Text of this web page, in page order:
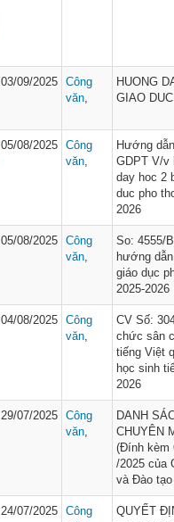
03/09/2025 Công
văn
HUONG
GIAO DUC
05/08/2025 Công
văn
Hướng
GDPT V/v
day hoc 2
duc pho
2026
05/08/2025 Công
văn
So: 4555/
hướng
giáo dục
2025-2026
04/08/2025 Công
văn
CV Số:
chức sân
tiếng Việt
học sinh
2026
29/07/2025 Công
văn
DANH
CHUYÊN
(Đính kèm
/2025 của
và Đào tạo
24/07/2025 Công
QUYẾT